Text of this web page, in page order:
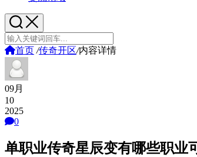
首页 /传奇开区/内容详情
09月
10
2025
0
单职业传奇星辰变有哪些职业